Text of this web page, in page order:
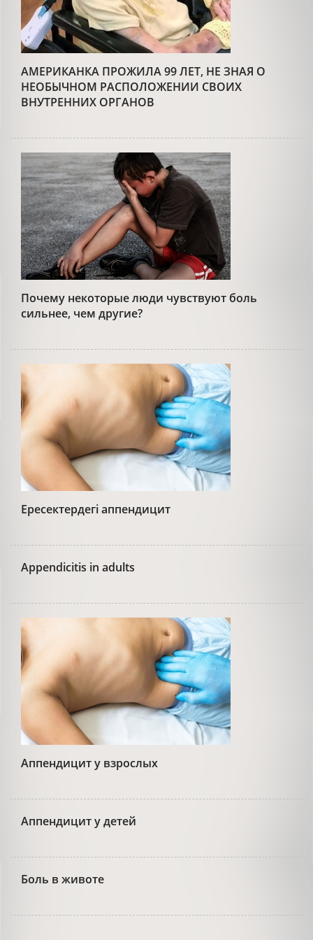
АМЕРИКАНКА ПРОЖИЛА 99 ЛЕТ, НЕ ЗНАЯ О
НЕОБЫЧНОМ РАСПОЛОЖЕНИИ СВОИХ
ВНУТРЕННИХ ОРГАНОВ
Почему некоторые люди чувствуют боль
сильнее, чем другие?
Ересектердегі аппендицит
Appendicitis in adults
Аппендицит у взрослых
Аппендицит у детей
Боль в животе